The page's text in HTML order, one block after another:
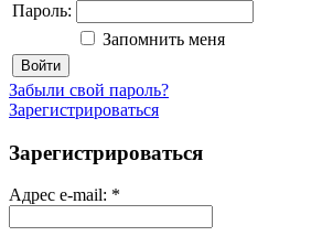
Пароль:
Запомнить меня
Войти
Забыли свой пароль?
Зарегистрироваться
Зарегистрироваться
Адрес e-mail: *